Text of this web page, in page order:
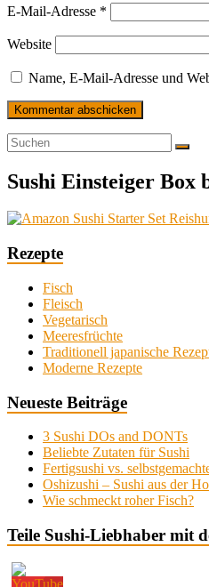
E-Mail-Adresse *
Website
Name, E-Mail-Adresse und
Sushi Einsteiger Box
Rezepte
Fisch
Fleisch
Vegetarisch
Meeresfrüchte
Traditionell japanische
Moderne Rezepte
Neueste Beiträge
3 Sushi DOs and DONTs
Beliebte Zutaten für Sushi
Fertigsushi vs.
Oshizushi – Sushi aus der
Wie schmeckt roher Fisch?
Teile Sushi-Liebhaber mit